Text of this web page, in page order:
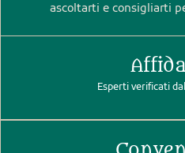
ascoltarti e consigliarti
Esperti verificati